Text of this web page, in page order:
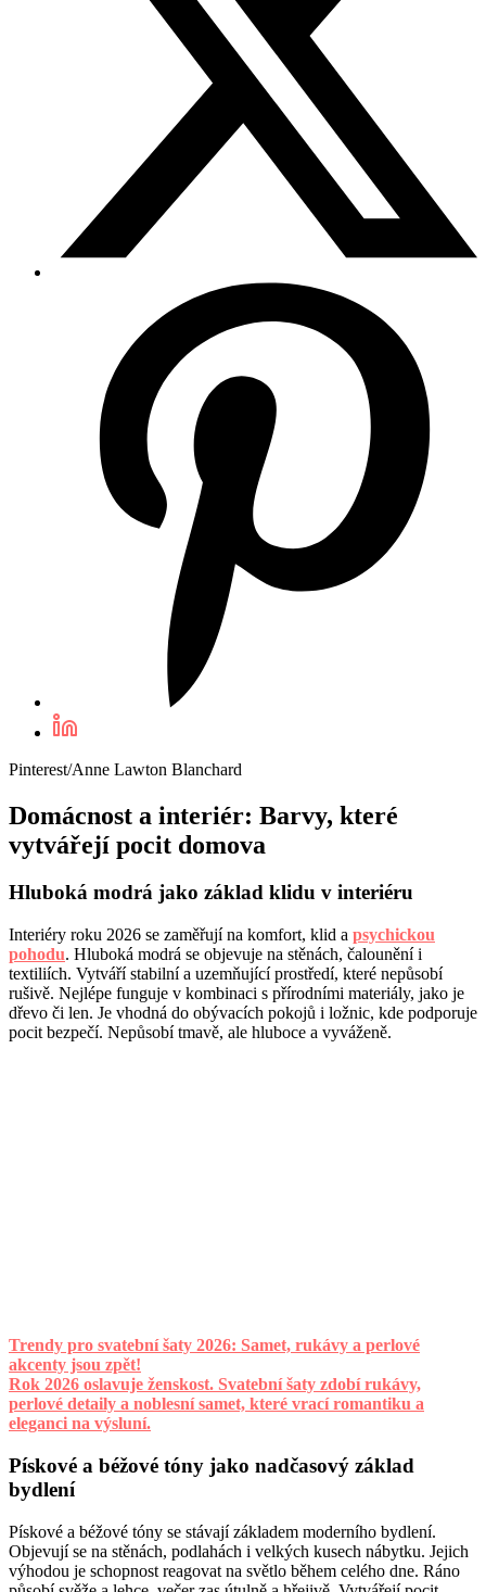
Pinterest/Anne Lawton Blanchard
Domácnost a interiér: Barvy, které
vytvářejí pocit domova
Hluboká modrá jako základ klidu v interiéru
Interiéry roku 2026 se zaměřují na komfort, klid a psychickou
pohodu. Hluboká modrá se objevuje na stěnách, čalounění i
textiliích. Vytváří stabilní a uzemňující prostředí, které nepůsobí
rušivě. Nejlépe funguje v kombinaci s přírodními materiály, jako je
dřevo či len. Je vhodná do obývacích pokojů i ložnic, kde podporuje
pocit bezpečí. Nepůsobí tmavě, ale hluboce a vyváženě.
Trendy pro svatební šaty 2026: Samet, rukávy a perlové
akcenty jsou zpět!
Rok 2026 oslavuje ženskost. Svatební šaty zdobí rukávy,
perlové detaily a noblesní samet, které vrací romantiku a
eleganci na výsluní.
Pískové a béžové tóny jako nadčasový základ
bydlení
Pískové a béžové tóny se stávají základem moderního bydlení.
Objevují se na stěnách, podlahách i velkých kusech nábytku. Jejich
výhodou je schopnost reagovat na světlo během celého dne. Ráno